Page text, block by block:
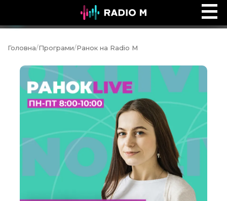
Ефір Radio M
Головна/Програми/Ранок на Radio M